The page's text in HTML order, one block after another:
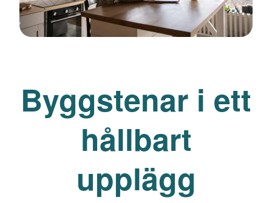
Byggstenar i ett
hållbart
upplägg